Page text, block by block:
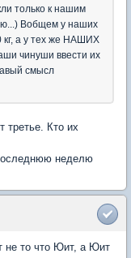
только к нашим
Вобщем у наших
кг, а у тех же НАШИХ
чинуши ввести их
смысл
третье. Кто их
неделю
не то что Юит, а Юит